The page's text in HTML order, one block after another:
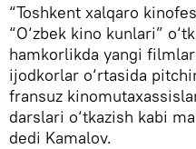
“Toshkent xalqaro
“O‘zbek kino kunlari”
hamkorlikda yangi
ijodkorlar o‘rtasida
fransuz
darslari o‘tkazish kabi
dedi Kamalov.